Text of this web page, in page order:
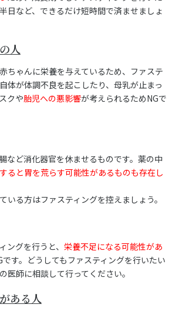
日など、できるだけ短時間で済ませましょ
人
ちゃんに栄養を与えているため、ファステ
体が体調不良を起こしたり、母乳が止まっ
クや胎児への悪影響が考えられるためNGで
など消化器官を休ませるものです。薬の中
ると胃を荒らす可能性があるものも存在し
いる方はファスティングを控えましょう。
ングを行うと、 栄養不足になる可能性があ
す。どうしてもファスティングを行いたい
医師に相談して行ってください。
ある人